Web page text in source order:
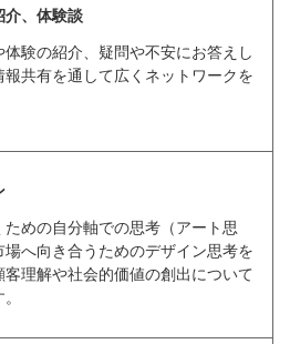
介、体験談
験の紹介、疑問や不安にお答えし
報共有を通して広くネットワークを
ための自分軸での思考（アート思
場へ向き合うためのデザイン思考を
客理解や社会的価値の創出について